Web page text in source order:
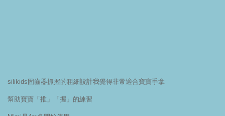
silikids固齒器抓握的粗細設計我覺得非常適合寶寶手拿
幫助寶寶「推」「握」的練習